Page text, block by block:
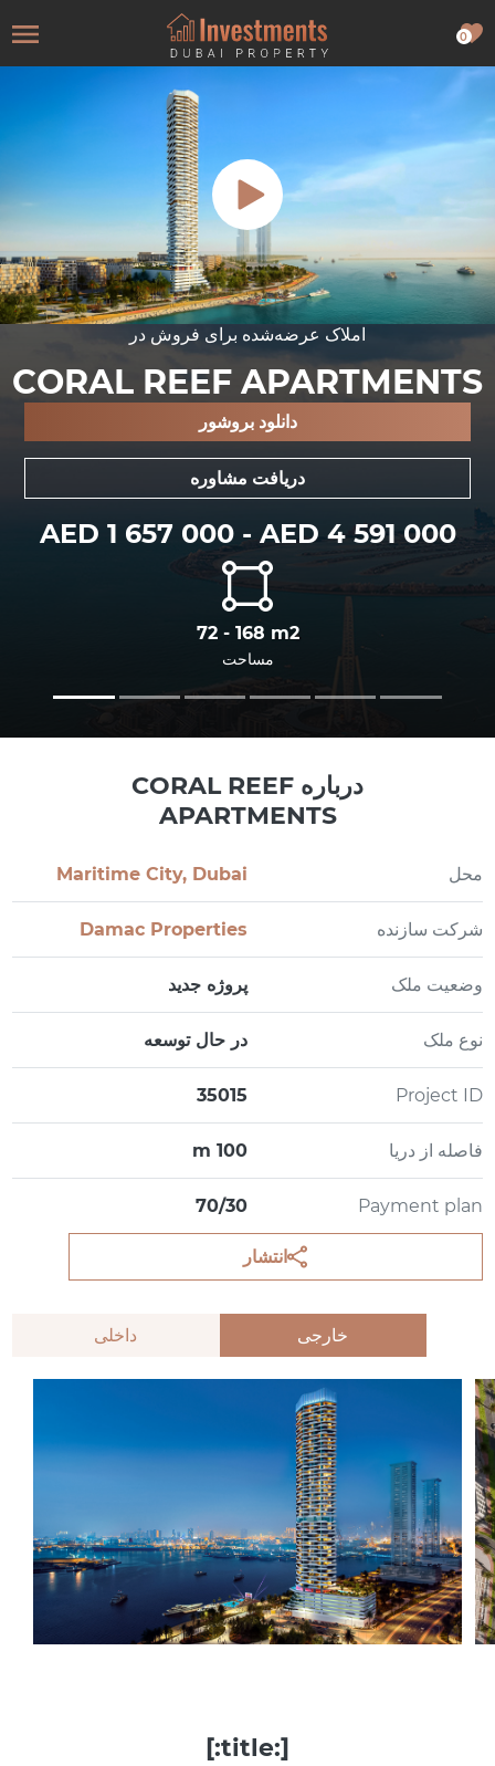
0
املاک عرضه‌شده برای فروش در
CORAL REEF APARTMENTS
دانلود بروشور
دریافت مشاوره
AED 1 657 000 - AED 4 591 000
72 - 168 m2
مساحت
درباره CORAL REEF
APARTMENTS
محل Maritime City, Dubai
شرکت سازنده Damac Properties
وضعیت ملک پروژه جدید
نوع ملک در حال توسعه
Project ID
35015
فاصله از دریا 100 m
Payment plan
70/30
انتشار
خارجی داخلی
[:title:]